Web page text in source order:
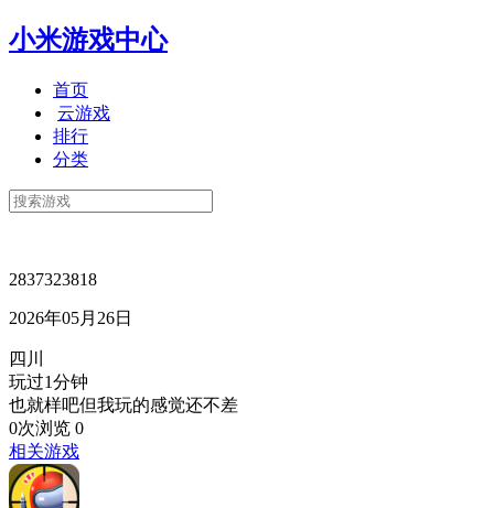
小米游戏中心
首页
云游戏
排行
分类
2837323818
2026年05月26日
四川
玩过1分钟
也就样吧但我玩的感觉还不差
0次浏览 0
相关游戏